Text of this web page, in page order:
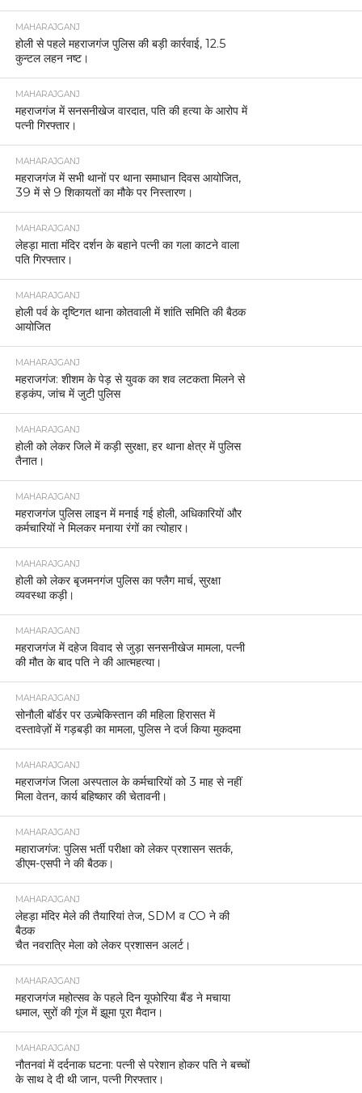
MAHARAJGANJ
होली से पहले महराजगंज पुलिस की बड़ी कार्रवाई, 12.5
कुन्टल लहन नष्ट।
MAHARAJGANJ
महराजगंज में सनसनीखेज वारदात, पति की हत्या के आरोप में
पत्नी गिरफ्तार।
MAHARAJGANJ
महराजगंज में सभी थानों पर थाना समाधान दिवस आयोजित,
39 में से 9 शिकायतों का मौके पर निस्तारण।
MAHARAJGANJ
लेहड़ा माता मंदिर दर्शन के बहाने पत्नी का गला काटने वाला
पति गिरफ्तार।
MAHARAJGANJ
होली पर्व के दृष्टिगत थाना कोतवाली में शांति समिति की बैठक
आयोजित
MAHARAJGANJ
महराजगंज: शीशम के पेड़ से युवक का शव लटकता मिलने से
हड़कंप, जांच में जुटी पुलिस
MAHARAJGANJ
होली को लेकर जिले में कड़ी सुरक्षा, हर थाना क्षेत्र में पुलिस
तैनात।
MAHARAJGANJ
महराजगंज पुलिस लाइन में मनाई गई होली, अधिकारियों और
कर्मचारियों ने मिलकर मनाया रंगों का त्योहार।
MAHARAJGANJ
होली को लेकर बृजमनगंज पुलिस का फ्लैग मार्च, सुरक्षा
व्यवस्था कड़ी।
MAHARAJGANJ
महराजगंज में दहेज विवाद से जुड़ा सनसनीखेज मामला, पत्नी
की मौत के बाद पति ने की आत्महत्या।
MAHARAJGANJ
सोनौली बॉर्डर पर उज़्बेकिस्तान की महिला हिरासत में
दस्तावेज़ों में गड़बड़ी का मामला, पुलिस ने दर्ज किया मुकदमा
MAHARAJGANJ
महराजगंज जिला अस्पताल के कर्मचारियों को 3 माह से नहीं
मिला वेतन, कार्य बहिष्कार की चेतावनी।
MAHARAJGANJ
महाराजगंज: पुलिस भर्ती परीक्षा को लेकर प्रशासन सतर्क,
डीएम-एसपी ने की बैठक।
MAHARAJGANJ
लेहड़ा मंदिर मेले की तैयारियां तेज, SDM व CO ने की
बैठक
चैत नवरात्रि मेला को लेकर प्रशासन अलर्ट।
MAHARAJGANJ
महराजगंज महोत्सव के पहले दिन यूफोरिया बैंड ने मचाया
धमाल, सुरों की गूंज में झूमा पूरा मैदान।
MAHARAJGANJ
नौतनवां में दर्दनाक घटना: पत्नी से परेशान होकर पति ने बच्चों
के साथ दे दी थी जान, पत्नी गिरफ्तार।